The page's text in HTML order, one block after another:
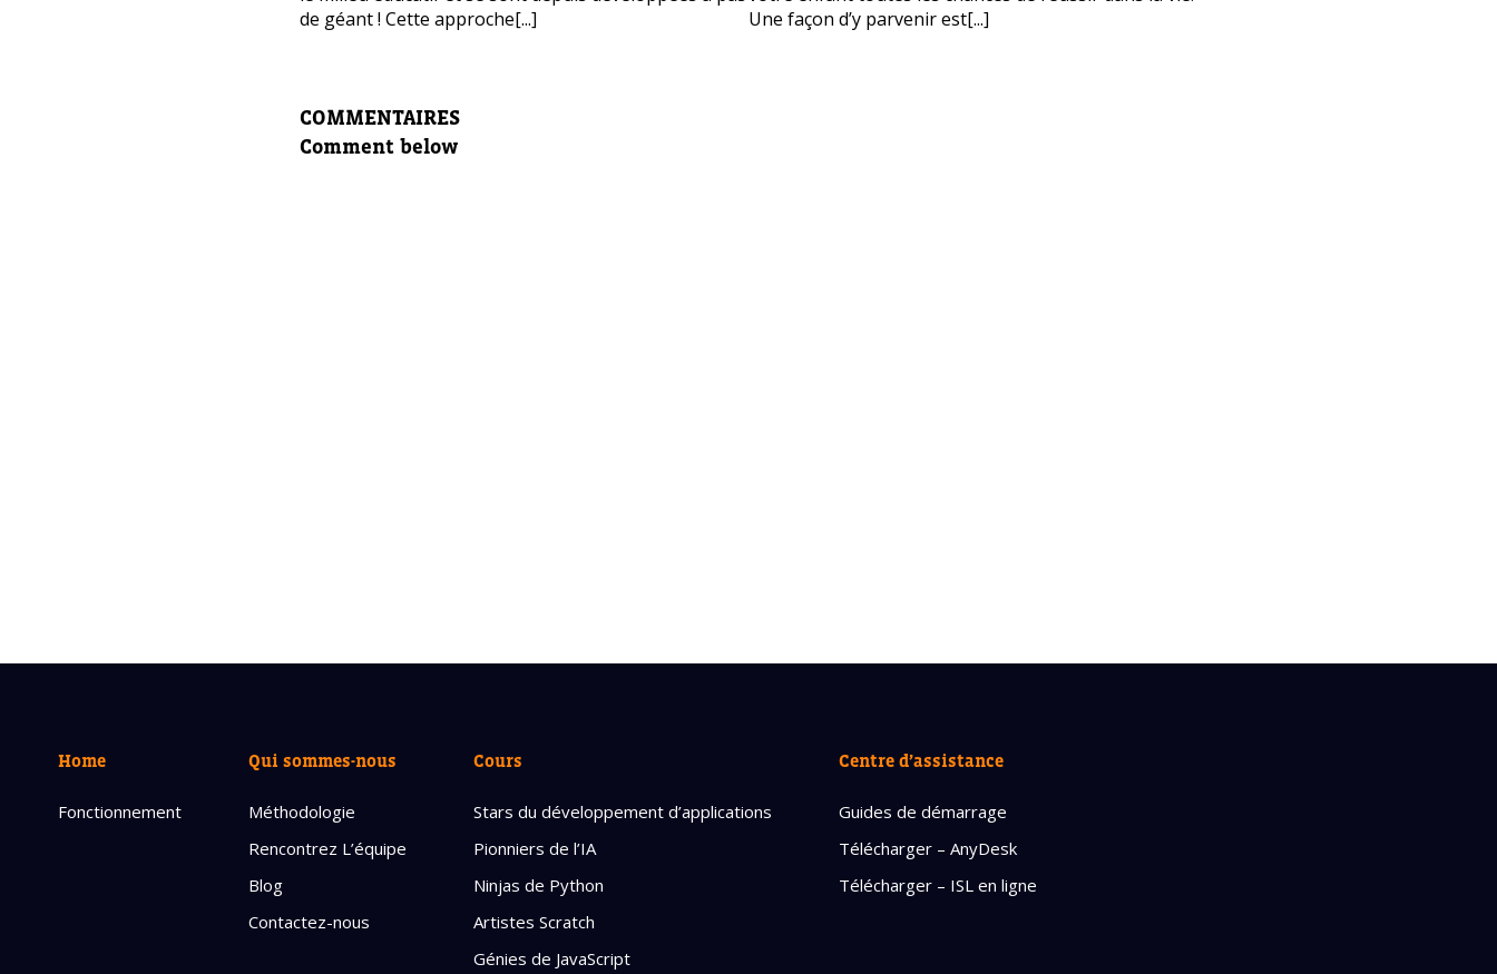
de géant ! Cette approche[...]
Une façon d’y parvenir est[...]
COMMENTAIRES
Comment below
Home
Fonctionnement
Qui sommes-nous
Méthodologie
Rencontrez L’équipe
Blog
Contactez-nous
Cours
Stars du développement d’applications
Pionniers de l’IA
Ninjas de Python
Artistes Scratch
Génies de JavaScript
Centre d’assistance
Guides de démarrage
Télécharger – AnyDesk
Télécharger – ISL en ligne
cours?
Nom complet d'un parent